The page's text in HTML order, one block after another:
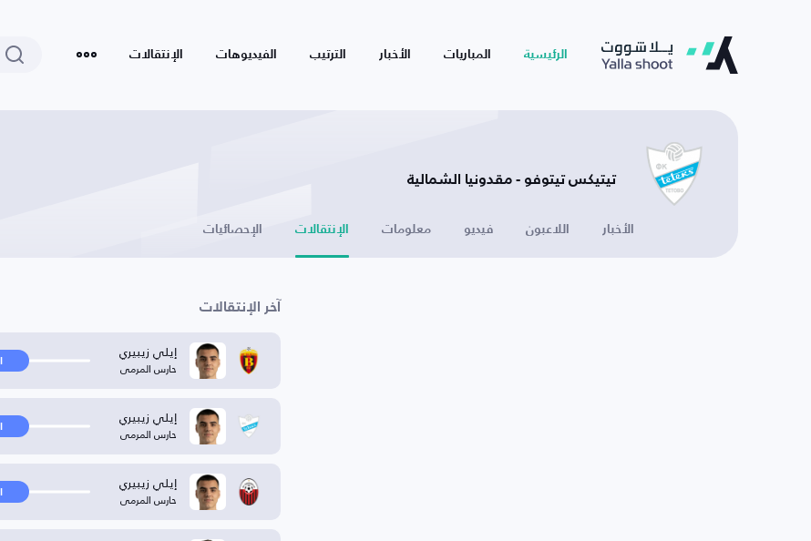
الرئيسية المباريات الأخبار الترتيب الفيديوهات الإنتقالات
تيتيكس تيتوفو - مقدونيا الشمالية
الأخبار اللاعبون فيديو معلومات الإنتقالات الإحصائيات
آخر الإنتقالات
إيلي زيبيري
حارس المرمى
إيلي زيبيري
حارس المرمى
إيلي زيبيري
حارس المرمى